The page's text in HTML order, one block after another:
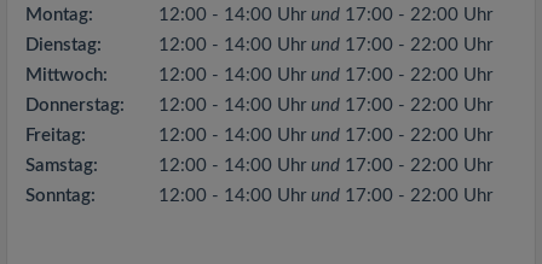
Montag: 12:00 - 14:00 Uhr und 17:00 - 22:00 Uhr
Dienstag:
12:00 - 14:00 Uhr und 17:00 - 22:00 Uhr
Mittwoch:
12:00 - 14:00 Uhr und 17:00 - 22:00 Uhr
Donnerstag:
12:00 - 14:00 Uhr und 17:00 - 22:00 Uhr
Freitag:
12:00 - 14:00 Uhr und 17:00 - 22:00 Uhr
Samstag:
12:00 - 14:00 Uhr und 17:00 - 22:00 Uhr
Sonntag:
12:00 - 14:00 Uhr und 17:00 - 22:00 Uhr